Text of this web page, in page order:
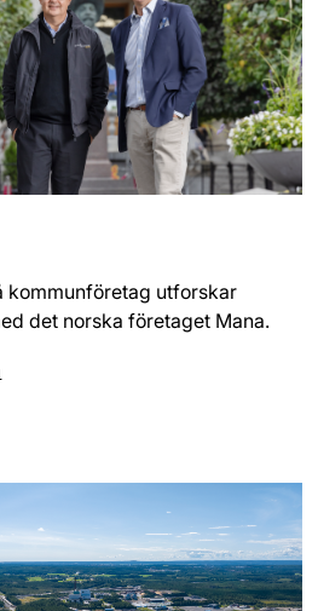
kommunföretag utforskar
det norska företaget Mana.